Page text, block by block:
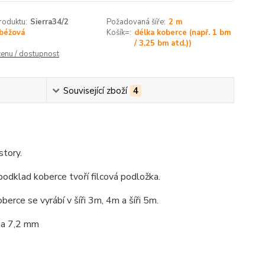
Sierra34/2 Požadovaná šíře: 2 m
Košík=: délka koberce (např. 1 bm
/ 3,25 bm atd.))
/ dostupnost
Související zboží 4
koberce tvoří filcová podložka.
se vyrábí v šíři 3m, 4m a šíři 5m.
7,2 mm